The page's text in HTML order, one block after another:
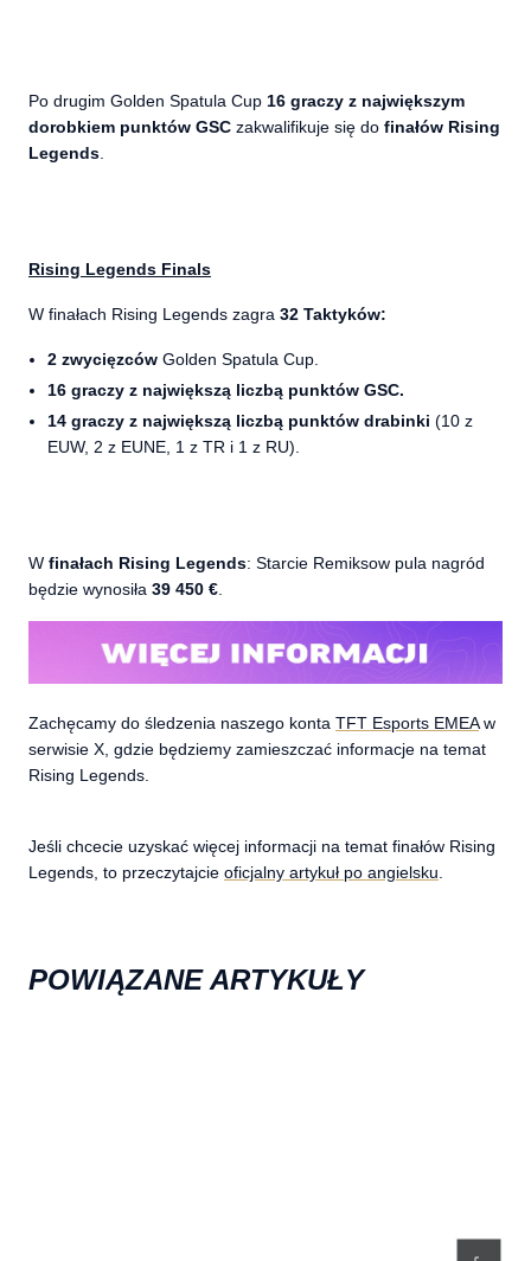
Po drugim Golden Spatula Cup 16 graczy z największym
dorobkiem punktów GSC zakwalifikuje się do finałów Rising
Legends.
Rising Legends Finals
W finałach Rising Legends zagra 32 Taktyków:
2 zwycięzców Golden Spatula Cup.
16 graczy z największą liczbą punktów GSC.
14 graczy z największą liczbą punktów drabinki (10 z
EUW, 2 z EUNE, 1 z TR i 1 z RU).
W finałach Rising Legends: Starcie Remiksow pula nagród
będzie wynosiła 39 450 €.
Zachęcamy do śledzenia naszego konta TFT Esports EMEAw
serwisie X, gdzie będziemy zamieszczać informacje na temat
Rising Legends.
Jeśli chcecie uzyskać więcej informacji na temat finałów Rising
Legends, to przeczytajcie oficjalny artykuł po angielsku
POWIĄZANE ARTYKUŁY